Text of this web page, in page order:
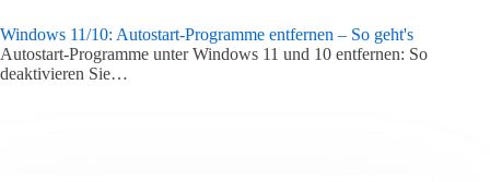
Windows 11/10: Autostart-Programme entfernen – So geht's
Autostart-Programme unter Windows 11 und 10 entfernen: So
deaktivieren Sie…